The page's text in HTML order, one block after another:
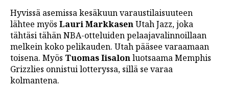
Hyvissä asemissa kesäkuun varaustilaisuuteen
lähtee myös Lauri MarkkasenUtah Jazz, joka
tähtäsi tähän NBA-otteluiden pelaajavalinnoillaan
melkein koko pelikauden. Utah pääsee varaamaan
toisena. Myös Tuomas Iisalonluotsaama Memphis
Grizzlies onnistui lotteryssa, sillä se varaa
kolmantena.